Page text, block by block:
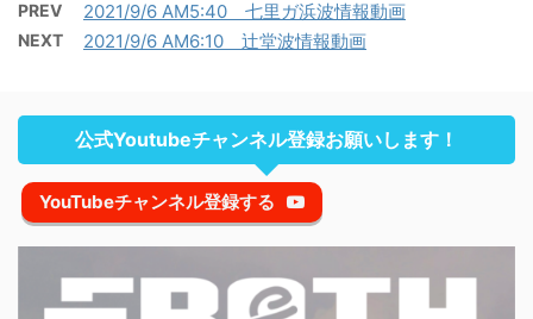
PREV 2021/9/6 AM5:40 七里ガ浜波情報動画
NEXT 2021/9/6 AM6:10 辻堂波情報動画
公式Youtubeチャンネル登録お願いします！
YouTubeチャンネル登録する